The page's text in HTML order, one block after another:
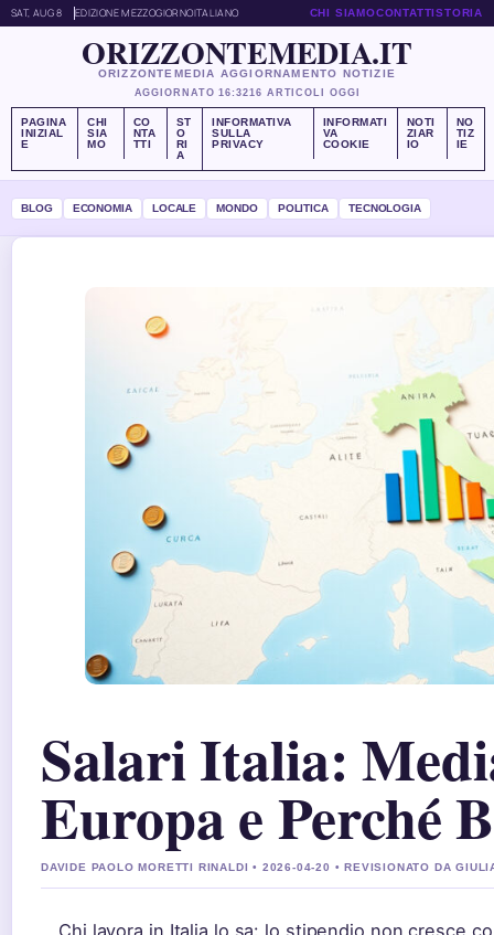
SAT, AUG 8 EDIZIONE MEZZOGIORNOITALIANO CHI SIAMOCONTATTISTORIA
ORIZZONTEMEDIA.IT
ORIZZONTEMEDIA AGGIORNAMENTO NOTIZIE
AGGIORNATO 16:3216 ARTICOLI OGGI
PAGINA
INIZIAL
E
CHI
SIA
MO
CO
NTA
TTI
ST
O
RI
A
INFORMATIVA
SULLA
PRIVACY
INFORMATI
VA
COOKIE
NOTI
ZIAR
IO
NO
TIZ
IE
BLOG ECONOMIA LOCALE MONDO POLITICA TECNOLOGIA
Salari Italia:
Europa e Perché
DAVIDE PAOLO MORETTI RINALDI • 2026-04-20 • REVISIONATO DA
Chi lavora in Italia lo sa: lo stipendio non cresce